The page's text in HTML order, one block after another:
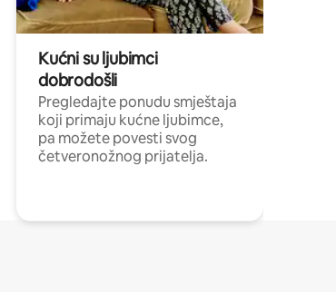
Kućni su ljubimci
dobrodošli
Pregledajte ponudu smještaja
koji primaju kućne ljubimce,
pa možete povesti svog
četveronožnog prijatelja.